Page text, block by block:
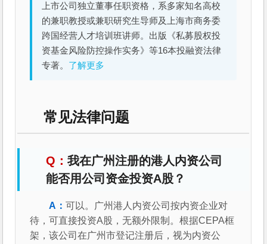
上市公司独立董事任职资格，系多家知名高校
的兼职教授或兼职研究生导师及上海市商务委
跨国经营人才培训班讲师。出版《私募股权投
资基金风险防控操作实务》等16本投融资法律
专著。 了解更多
常见法律问题
我在广州注册的港人内资公司
能否用公司资金投资A股？
可以。广州港人内资公司按内资企业对
待，可直接投资A股，无额外限制。根据CEPA框
架，该公司在广州市登记注册后，视为内资公